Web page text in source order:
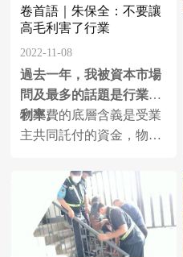
卷首語｜朱保全：不要讓
高毛利害了行業
2022-11-08
過去一年，我被資本市場
問及最多的話題是行業毛
利率。
物業費的底層含義是受業
主共同託付的資金，物業
花出去，用於日常秩序環
境維護，以及設備設施基
本養護，以幫助業主資產
保值增值。而物業人取得